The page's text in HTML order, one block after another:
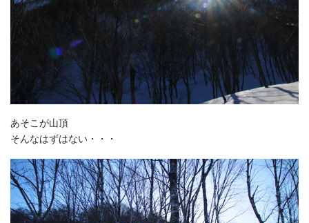
あそこが山頂
そんなはずはない・・・